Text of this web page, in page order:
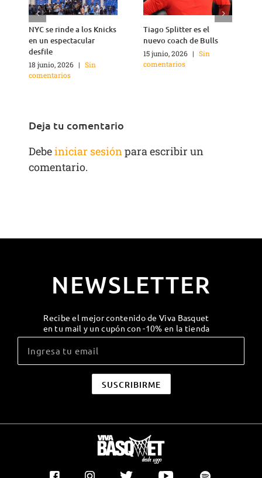
NYC se rinde a los Knicks
en un espectacular
desfile
18 junio, 2026 | Sin
comentarios
Tiago Splitter es el
nuevo coach de Bulls
15 junio, 2026 | Sin
comentarios
Deja tu comentario
Debeiniciar sesiónpara escribir un
comentario.
NEWSLETTER
Recibe el mejor contenido de Viva Basquet
en tu mail y un cupón con -10% en la tienda